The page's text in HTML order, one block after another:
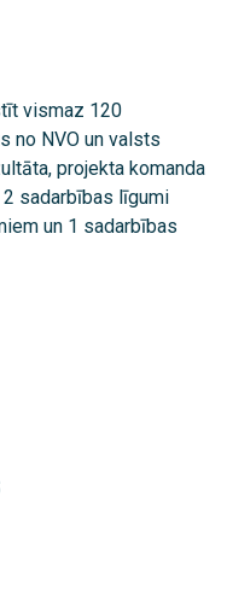
vismaz 120
no NVO un valsts
projekta komanda
sadarbības līgumi
un 1 sadarbības